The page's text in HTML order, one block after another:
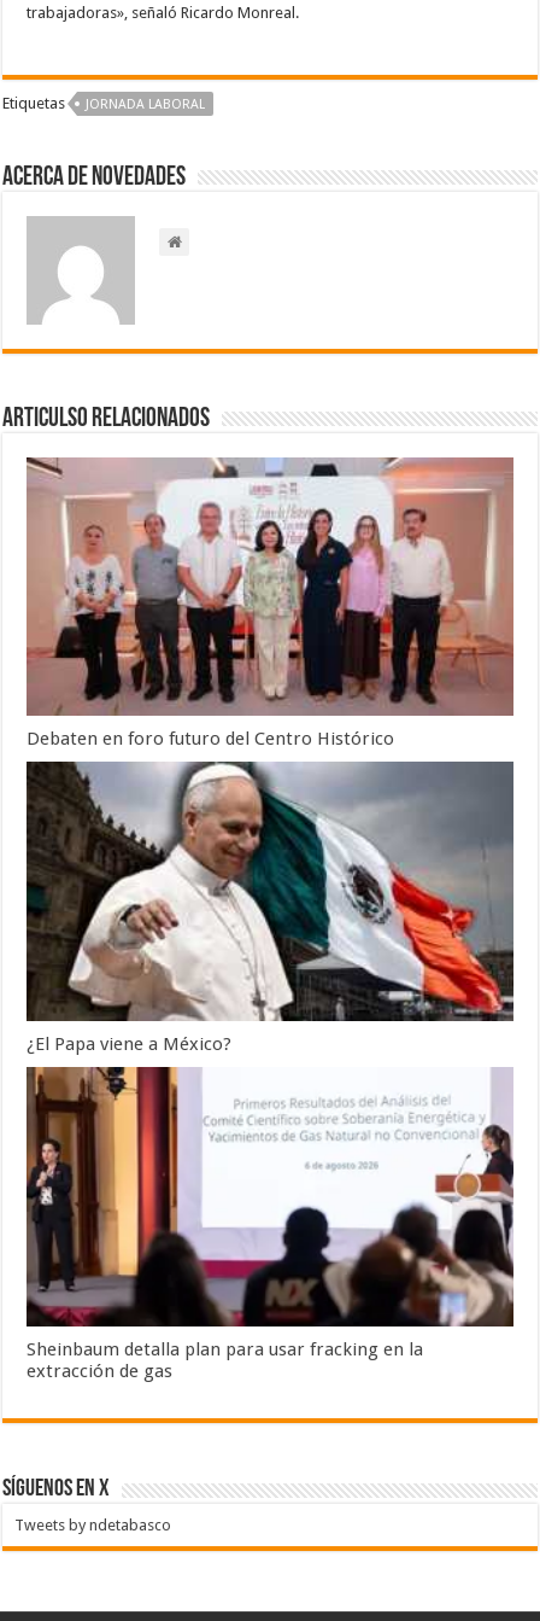
trabajadoras», señaló Ricardo Monreal.
Etiquetas JORNADA LABORAL
Acerca de NOVEDADES
Articulso Relacionados
Debaten en foro futuro del Centro Histórico
¿El Papa viene a México?
Sheinbaum detalla plan para usar fracking en la
extracción de gas
SÍGUENOS EN X
Tweets by ndetabasco